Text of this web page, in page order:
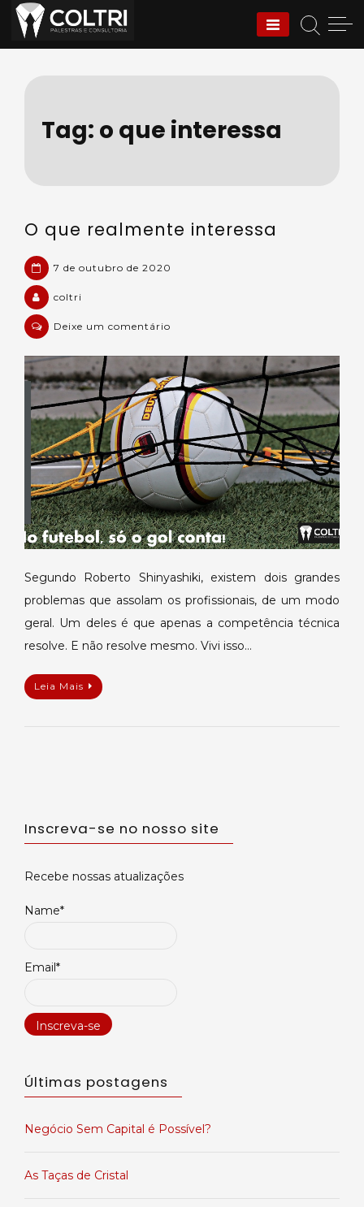
Skip
Coltri | Palestras e
Tag: o que interessa
O que realmente interessa
7 de outubro de 2020
coltri
Deixe um comentário
que
realmente
interessa
Segundo Roberto Shinyashiki, existem dois grandes
problemas que assolam os profissionais, de um modo
geral. Um deles é que apenas a competência técnica
resolve. E não resolve mesmo. Vivi isso…
Leia Mais
Inscreva-se no nosso site
Recebe nossas atualizações
Name*
Email*
Últimas postagens
Negócio Sem Capital é Possível?
As Taças de Cristal